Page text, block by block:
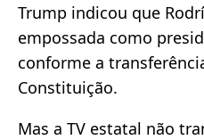
Trump indicou que
empossada como
conforme a
Constituição.
Mas a TV estatal não